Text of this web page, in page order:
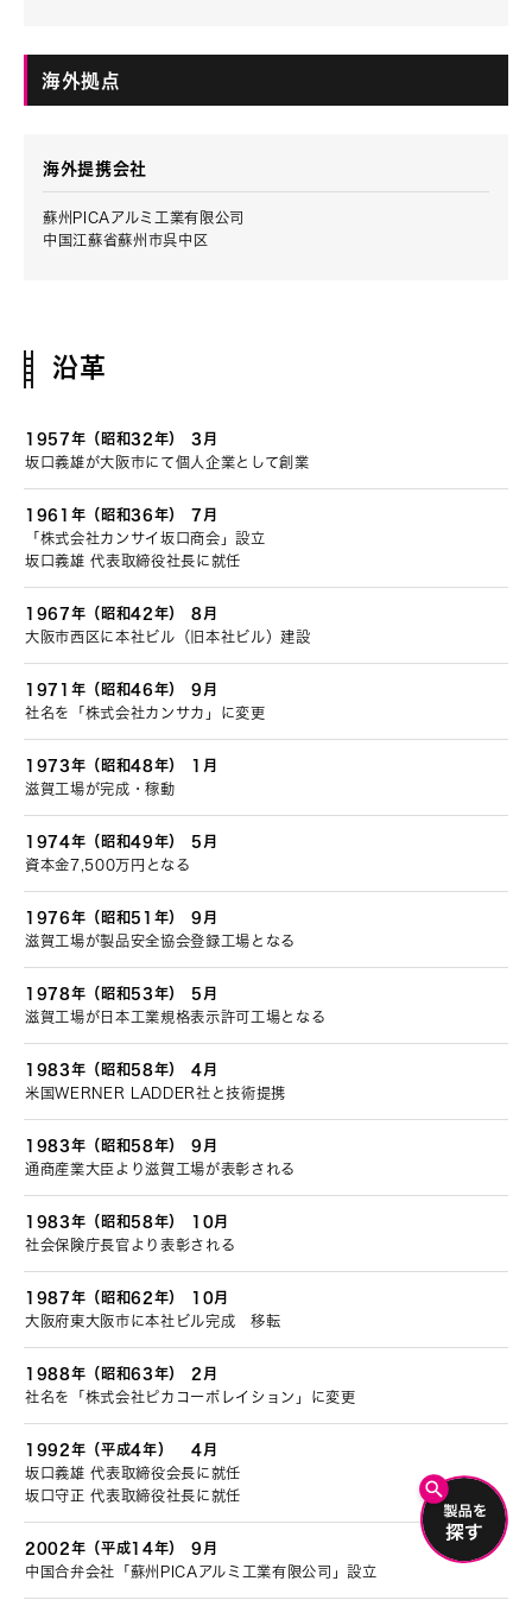
海外拠点
海外提携会社
蘇州PICAアルミ工業有限公司
中国江蘇省蘇州市呉中区
沿革
1957年（昭和32年）
3月
坂口義雄が大阪市にて個人企業として創業
1961年（昭和36年）
7月
「株式会社カンサイ坂口商会」設立
坂口義雄 代表取締役社長に就任
1967年（昭和42年）
8月
大阪市西区に本社ビル（旧本社ビル）建設
1971年（昭和46年）
9月
社名を「株式会社カンサカ」に変更
1973年（昭和48年）
1月
滋賀工場が完成・稼動
1974年（昭和49年）
5月
資本金7,500万円となる
1976年（昭和51年）
9月
滋賀工場が製品安全協会登録工場となる
1978年（昭和53年）
5月
滋賀工場が日本工業規格表示許可工場となる
1983年（昭和58年）
4月
米国WERNER LADDER社と技術提携
1983年（昭和58年）
9月
通商産業大臣より滋賀工場が表彰される
1983年（昭和58年）
10月
社会保険庁長官より表彰される
1987年（昭和62年）
10月
大阪府東大阪市に本社ビル完成 移転
1988年（昭和63年）
2月
社名を「株式会社ピカコーポレイション」に変更
1992年（平成4年）
4月
坂口義雄 代表取締役会長に就任
坂口守正 代表取締役社長に就任
2002年（平成14年）
9月
中国合弁会社「蘇州PICAアルミ工業有限公司」設立